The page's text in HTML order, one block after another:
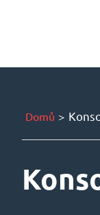
Domů